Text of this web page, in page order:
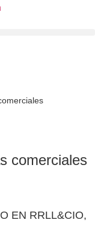
comerciales
EN RRLL&CIO,